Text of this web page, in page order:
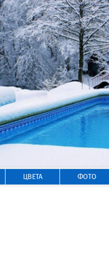
ЦВЕТА ФОТО